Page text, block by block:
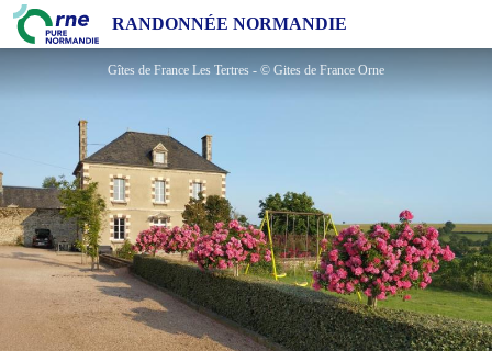
RANDONNÉE NORMANDIE
Gîtes de France Les Tertres
Gîtes de France Les Tertres - © Gites de France Orne